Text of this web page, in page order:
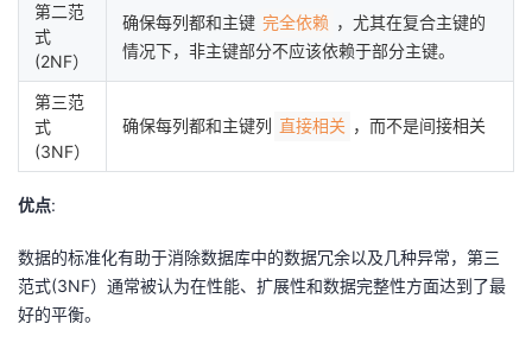
第二范
式
(2NF）
确保每列都和主键 完全依赖 ，尤其在复合主键的
情况下，非主键部分不应该依赖于部分主键。
第三范
式
(3NF）
确保每列都和主键列 直接相关 ，而不是间接相关
优点:
数据的标准化有助于消除数据库中的数据冗余以及几种异常，第三
范式(3NF）通常被认为在性能、扩展性和数据完整性方面达到了最
好的平衡。